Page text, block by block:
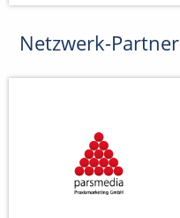
Netzwerk-Partner